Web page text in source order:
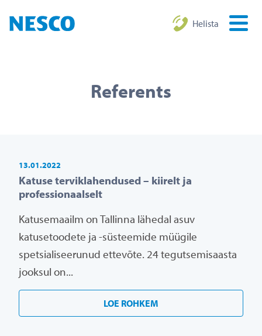
Helista
Referents
13.01.2022
Katuse terviklahendused – kiirelt ja
professionaalselt
Katusemaailm on Tallinna lähedal asuv
katusetoodete ja -süsteemide müügile
spetsialiseerunud ettevõte. 24 tegutsemisaasta
jooksul on...
LOE ROHKEM